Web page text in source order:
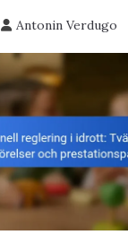
Antonin Verdugo